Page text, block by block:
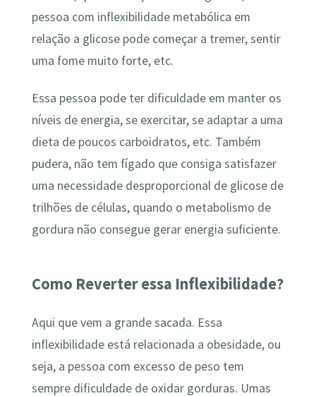
pessoa com inflexibilidade metabólica em
relação a glicose pode começar a tremer, sentir
uma fome muito forte, etc.
Essa pessoa pode ter dificuldade em manter os
níveis de energia, se exercitar, se adaptar a uma
dieta de poucos carboidratos, etc. Também
pudera, não tem fígado que consiga satisfazer
uma necessidade desproporcional de glicose de
trilhões de células, quando o metabolismo de
gordura não consegue gerar energia suficiente.
Como Reverter essa Inflexibilidade?
Aqui que vem a grande sacada. Essa
inflexibilidade está relacionada a obesidade, ou
seja, a pessoa com excesso de peso tem
sempre dificuldade de oxidar gorduras. Umas